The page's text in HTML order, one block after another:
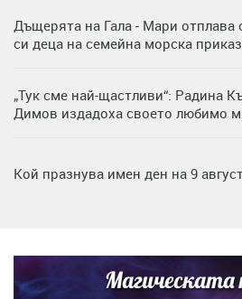
Дъщерята на Гала - Мари отплава
си деца на семейна морска
„Тук сме най-щастливи“: Радина
Димов издадоха своето любимо
Кой празнува имен ден на 9
Братя Аргирови я изненадаха с
Магическата